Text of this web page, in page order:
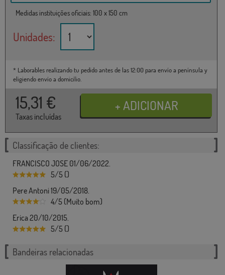
Medidas instituições oficiais: 100 x 150 cm
Unidades:
* Laborables realizando tu pedido antes de las 12:00 para envío a península y
eligiendo envío a domicilio.
15,31 €
Taxas incluídas
Classificação de clientes:
FRANCISCO JOSE 01/06/2022.
5/5 ()
Pere Antoni 19/05/2018.
4/5 (Muito bom)
Erica 20/10/2015.
5/5 ()
Bandeiras relacionadas